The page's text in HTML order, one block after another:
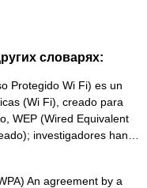
словарях:
Protegido Wi Fi) es un
(Wi Fi), creado para
WEP (Wired Equivalent
investigadores han…
An agreement by a